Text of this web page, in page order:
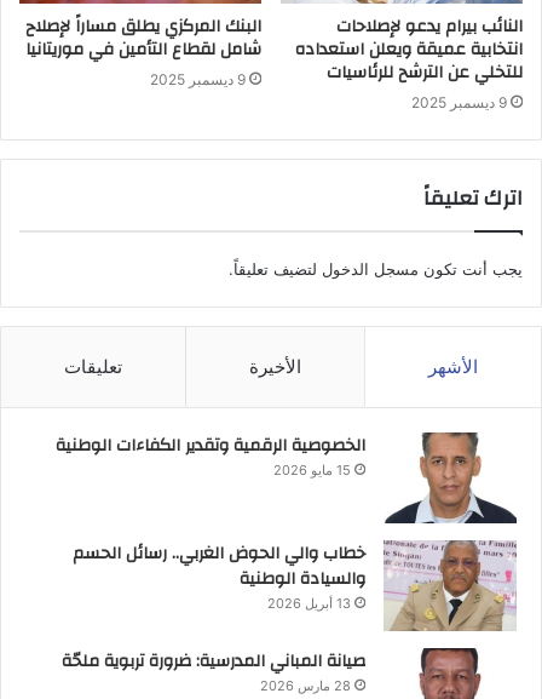
النائب بيرام يدعو لإصلاحات
انتخابية عميقة ويعلن استعداده
للتخلي عن الترشح للرئاسيات
9 ديسمبر 2025
البنك المركزي يطلق مساراً لإصلاح
شامل لقطاع التأمين في موريتانيا
9 ديسمبر 2025
اترك تعليقاً
يجب أنت تكون مسجل الدخول لتضيف تعليقاً.
الأشهر الأخيرة تعليقات
الخصوصية الرقمية وتقدير الكفاءات الوطنية
15 مايو 2026
خطاب والي الحوض الغربي.. رسائل الحسم
والسيادة الوطنية
13 أبريل 2026
صيانة المباني المدرسية: ضرورة تربوية ملحّة
28 مارس 2026